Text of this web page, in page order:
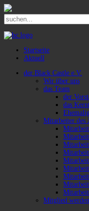
Startseite
Aktuell
der Black Castle e.V.
Wir über uns
das Team
der
das
Mitarbeiter des
Mitglied werden